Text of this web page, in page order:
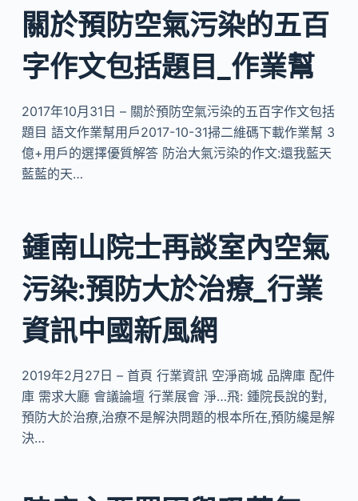
關於預防空氣污染的五百
字作文包括題目_作業幫
2017年10月31日 – 關於預防空氣污染的五百字作文包括
題目 語文作業幫用戶2017-10-31掃二維碼下載作業幫 3
億+用戶的選擇優質解答 防治大氣污染的作文:還我藍天
藍藍的天…
鍾南山院士再談室內空氣
污染:預防大於治療_行業
資訊中國新風網
2019年2月27日 – 首頁 行業資訊 空淨商城 品牌庫 配件
庫 需求大廳 會議論壇 行業展會 淨…飛: 鍾院長說的對,
預防大於治療,治療不是解決問題的根本所在,預防纔是解
決…